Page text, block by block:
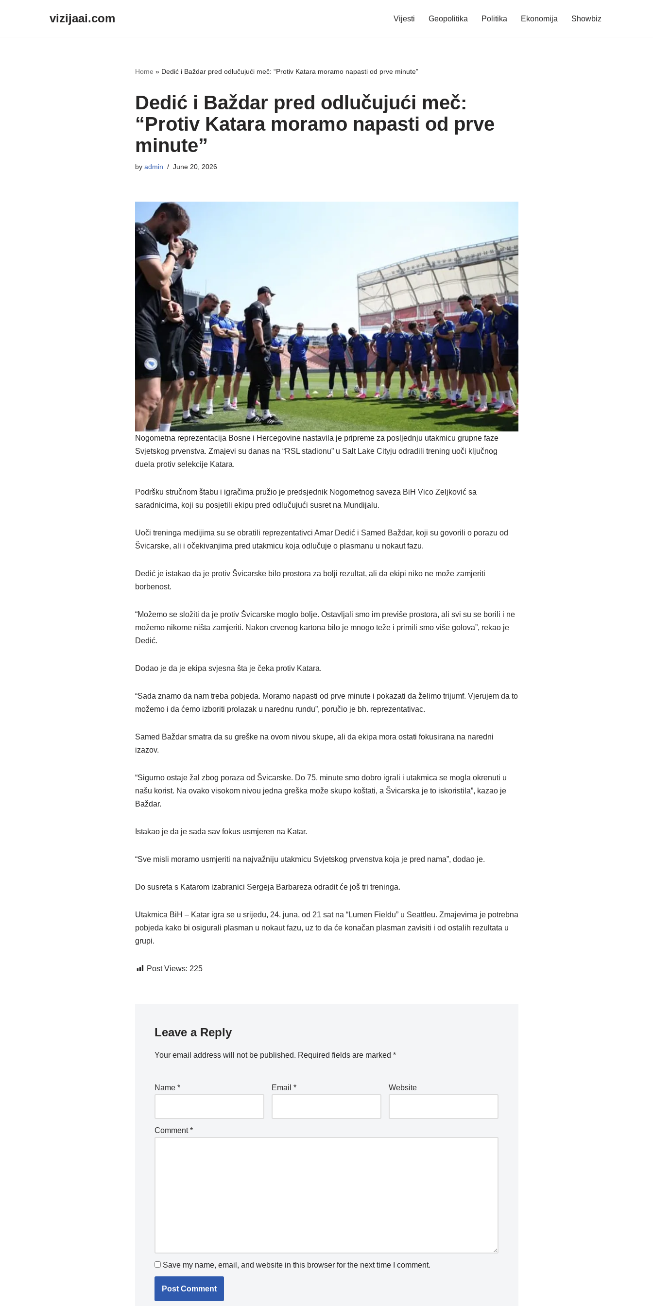
vizijaai.com Vijesti Geopolitika Politika Ekonomija Showbiz
Home » Dedić i Baždar pred odlučujući meč: “Protiv Katara moramo napasti od prve minute”
Dedić i Baždar pred odlučujući meč:
“Protiv Katara moramo napasti od prve
minute”
by admin June 20, 2026
Nogometna reprezentacija Bosne i Hercegovine nastavila je pripreme za posljednju utakmicu grupne faze
Svjetskog prvenstva. Zmajevi su danas na “RSL stadionu” u Salt Lake Cityju odradili trening uoči ključnog
duela protiv selekcije Katara.
Podršku stručnom štabu i igračima pružio je predsjednik Nogometnog saveza BiH Vico Zeljković sa
saradnicima, koji su posjetili ekipu pred odlučujući susret na Mundijalu.
Uoči treninga medijima su se obratili reprezentativci Amar Dedić i Samed Baždar, koji su govorili o porazu od
Švicarske, ali i očekivanjima pred utakmicu koja odlučuje o plasmanu u nokaut fazu.
Dedić je istakao da je protiv Švicarske bilo prostora za bolji rezultat, ali da ekipi niko ne može zamjeriti
borbenost.
“Možemo se složiti da je protiv Švicarske moglo bolje. Ostavljali smo im previše prostora, ali svi su se borili i ne
možemo nikome ništa zamjeriti. Nakon crvenog kartona bilo je mnogo teže i primili smo više golova”, rekao je
Dedić.
Dodao je da je ekipa svjesna šta je čeka protiv Katara.
“Sada znamo da nam treba pobjeda. Moramo napasti od prve minute i pokazati da želimo trijumf. Vjerujem da to
možemo i da ćemo izboriti prolazak u narednu rundu”, poručio je bh. reprezentativac.
Samed Baždar smatra da su greške na ovom nivou skupe, ali da ekipa mora ostati fokusirana na naredni
izazov.
“Sigurno ostaje žal zbog poraza od Švicarske. Do 75. minute smo dobro igrali i utakmica se mogla okrenuti u
našu korist. Na ovako visokom nivou jedna greška može skupo koštati, a Švicarska je to iskoristila”, kazao je
Baždar.
Istakao je da je sada sav fokus usmjeren na Katar.
“Sve misli moramo usmjeriti na najvažniju utakmicu Svjetskog prvenstva koja je pred nama”, dodao je.
Do susreta s Katarom izabranici Sergeja Barbareza odradit će još tri treninga.
Utakmica BiH – Katar igra se u srijedu, 24. juna, od 21 sat na “Lumen Fieldu” u Seattleu. Zmajevima je potrebna
pobjeda kako bi osigurali plasman u nokaut fazu, uz to da će konačan plasman zavisiti i od ostalih rezultata u
grupi.
Post Views: 225
Leave a Reply
Your email address will not be published. Required fields are marked *
Name * Email * Website
Comment*
Save my name, email, and website in this browser for the next time I comment.